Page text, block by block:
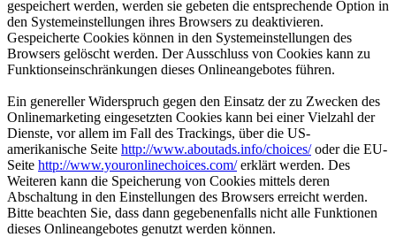
gespeichert werden, werden sie gebeten die entsprechende Option in
den Systemeinstellungen ihres Browsers zu deaktivieren.
Gespeicherte Cookies können in den Systemeinstellungen des
Browsers gelöscht werden. Der Ausschluss von Cookies kann zu
Funktionseinschränkungen dieses Onlineangebotes führen.
Ein genereller Widerspruch gegen den Einsatz der zu Zwecken des
Onlinemarketing eingesetzten Cookies kann bei einer Vielzahl der
Dienste, vor allem im Fall des Trackings, über die US-
amerikanische Seite http://www.aboutads.info/choices/oder die EU-
Seite http://www.youronlinechoices.com/erklärt werden. Des
Weiteren kann die Speicherung von Cookies mittels deren
Abschaltung in den Einstellungen des Browsers erreicht werden.
Bitte beachten Sie, dass dann gegebenenfalls nicht alle Funktionen
dieses Onlineangebotes genutzt werden können.